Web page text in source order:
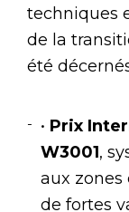
techniques
de la
été
• Prix
W3001,
aux zones
de fortes